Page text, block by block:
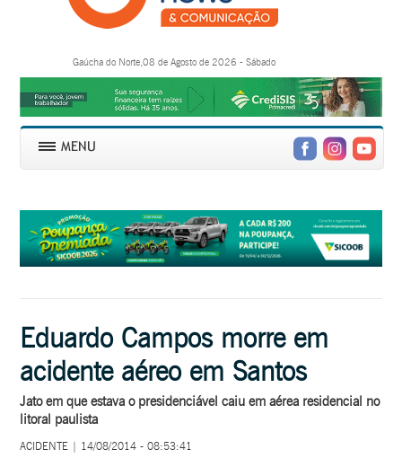
Gaúcha do Norte,08 de Agosto de 2026 - Sábado
Eduardo Campos morre em
acidente aéreo em Santos
Jato em que estava o presidenciável caiu em aérea residencial no
litoral paulista
ACIDENTE | 14/08/2014 - 08:53:41